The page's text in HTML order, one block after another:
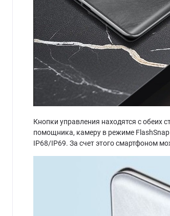
Кнопки управления находятся с обеих
помощника, камеру в режиме
IP68/IP69. За счет этого смартфоном